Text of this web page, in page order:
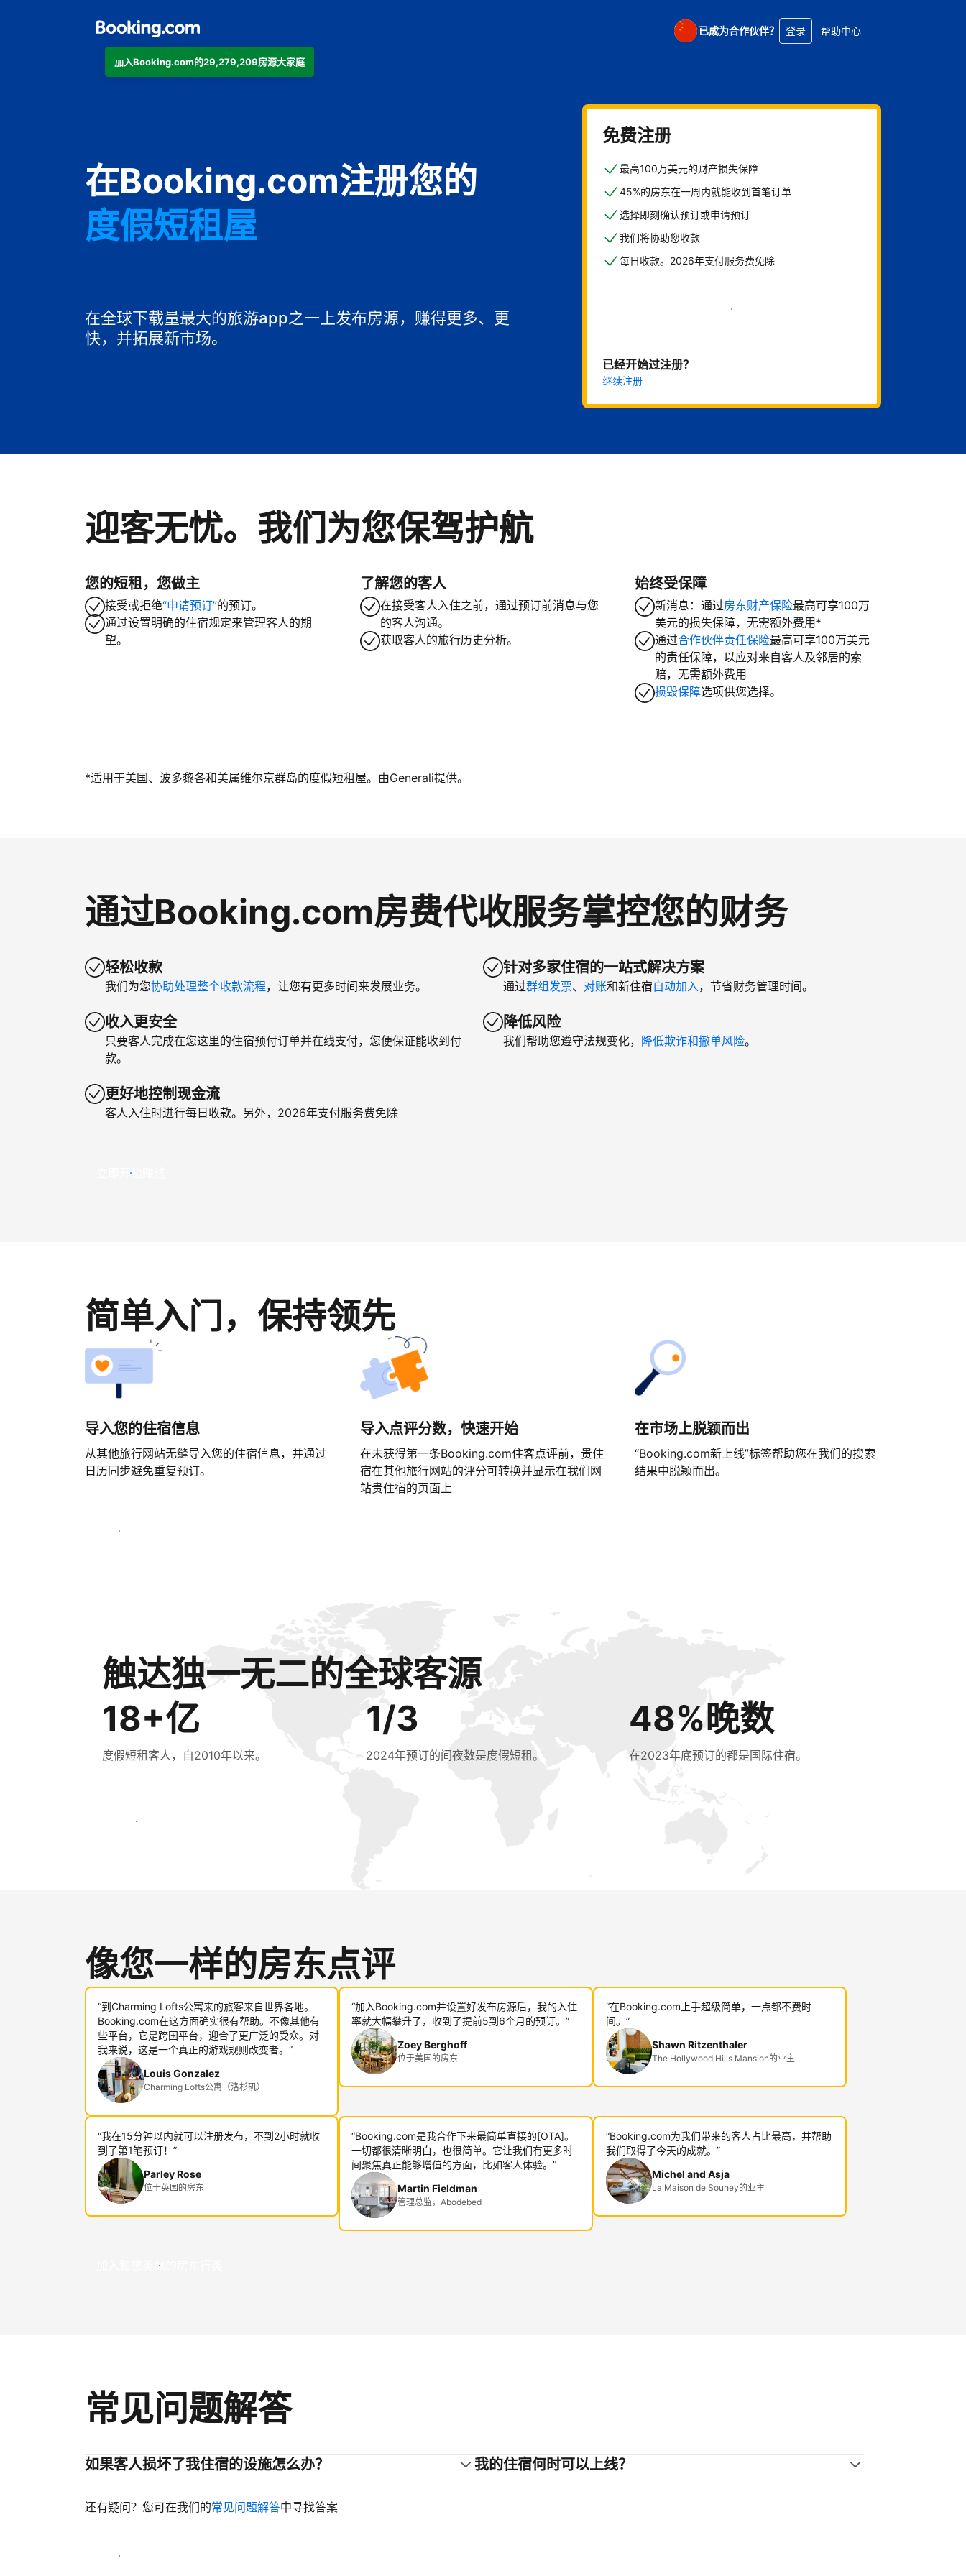
加入Booking.com的29,279,209房源大家庭
已成为合作伙伴？ 登录 帮助中心
在Booking.com注册您的
度假短租屋
旅馆
在全球下载量最大的旅游app之一上发布房源，赚得更多、更
快，并拓展新市场。
免费注册
最高100万美元的财产损失保障
45%的房东在一周内就能收到首笔订单
选择即刻确认预订或申请预订
我们将协助您收款
每日收款。2026年支付服务费免除
立即开始
已经开始过注册？
继续注册
迎客无忧。我们为您保驾护航
您的短租，您做主
接受或拒绝“申请预订”的预订。
通过设置明确的住宿规定来管理客人的期
望。
了解您的客人
在接受客人入住之前，通过预订前消息与您
的客人沟通。
获取客人的旅行历史分析。
始终受保障
新消息：通过房东财产保险最高可享100万
美元的损失保障，无需额外费用*
通过合作伙伴责任保险最高可享100万美元
的责任保障，以应对来自客人及邻居的索
赔，无需额外费用
损毁保障选项供您选择。
立即与我们一起迎接客人
*适用于美国、波多黎各和美属维尔京群岛的度假短租屋。由Generali提供。
通过Booking.com房费代收服务掌控您的财务
轻松收款
我们为您协助处理整个收款流程，让您有更多时间来发展业务。
收入更安全
只要客人完成在您这里的住宿预付订单并在线支付，您便保证能收到付
款。
更好地控制现金流
客人入住时进行每日收款。另外，2026年支付服务费免除
针对多家住宿的一站式解决方案
通过群组发票、 对账和新住宿自动加入，节省财务管理时间。
降低风险
我们帮助您遵守法规变化， 降低欺诈和撤单风险。
立即开始赚钱
简单入门，保持领先
导入您的住宿信息
从其他旅行网站无缝导入您的住宿信息，并通过
日历同步避免重复预订。
导入点评分数，快速开始
在未获得第一条Booking.com住客点评前，贵住
宿在其他旅行网站的评分可转换并显示在我们网
站贵住宿的页面上
在市场上脱颖而出
“Booking.com新上线”标签帮助您在我们的搜索
结果中脱颖而出。
马上开始
触达独一无二的全球客源
18+亿
度假短租客人，自2010年以来。
1/3
2024年预订的间夜数是度假短租。
48%晚数
在2023年底预订的都是国际住宿。
立即触达新客人
像您一样的房东点评
“到Charming Lofts公寓来的旅客来自世界各地。
Booking.com在这方面确实很有帮助。不像其他有
些平台，它是跨国平台，迎合了更广泛的受众。对
我来说，这是一个真正的游戏规则改变者。”
Louis Gonzalez
Charming Lofts公寓（洛杉矶）
“加入Booking.com并设置好发布房源后，我的入住
率就大幅攀升了，收到了提前5到6个月的预订。”
Zoey Berghoff
位于美国的房东
“在Booking.com上手超级简单，一点都不费时
间。”
Shawn Ritzenthaler
The Hollywood Hills Mansion的业主
“我在15分钟以内就可以注册发布，不到2小时就收
到了第1笔预订！”
Parley Rose
位于英国的房东
“Booking.com是我合作下来最简单直接的[OTA]。
一切都很清晰明白，也很简单。它让我们有更多时
间聚焦真正能够增值的方面，比如客人体验。”
Martin Fieldman
管理总监，Abodebed
“Booking.com为我们带来的客人占比最高，并帮助
我们取得了今天的成就。”
Michel and Asja
La Maison de Souhey的业主
加入和您类似的房东行类
常见问题解答
如果客人损坏了我住宿的设施怎么办？ 我的住宿何时可以上线？
还有疑问？您可在我们的常见问题解答中寻找答案
开始迎客